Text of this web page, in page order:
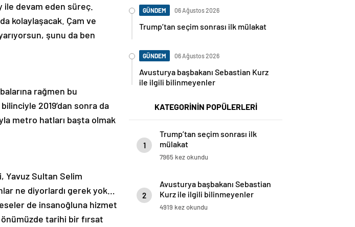
ile devam eden süreç.
kolaylaşacak. Çam ve
şunu da ben
rağmen bu
2019’dan sonra da
metro hatları başta olmak
Yavuz Sultan Selim
ne diyorlardı gerek yok…
de insanoğluna hizmet
tarihi bir fırsat
GÜNDEM 06 Ağustos 2026
Trump’tan seçim sonrası ilk mülakat
GÜNDEM 06 Ağustos 2026
Avusturya başbakanı Sebastian Kurz
ile ilgili bilinmeyenler
KATEGORİNİN POPÜLERLERİ
1
Trump’tan seçim sonrası ilk
mülakat
7965 kez okundu
2
Avusturya başbakanı Sebastian
Kurz ile ilgili bilinmeyenler
4919 kez okundu